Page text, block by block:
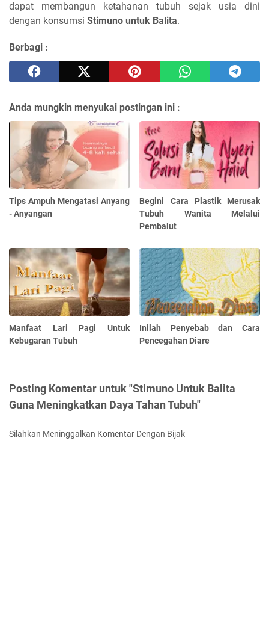
dapat membangun ketahanan tubuh sejak usia dini
dengan konsumsi Stimuno untuk Balita.
Berbagi :
Anda mungkin menyukai postingan ini :
Tips Ampuh Mengatasi Anyang
- Anyangan
Begini Cara Plastik Merusak
Tubuh Wanita Melalui
Pembalut
Manfaat Lari Pagi Untuk
Kebugaran Tubuh
Inilah Penyebab dan Cara
Pencegahan Diare
Posting Komentar untuk "Stimuno Untuk Balita
Guna Meningkatkan Daya Tahan Tubuh"
Silahkan Meninggalkan Komentar Dengan Bijak